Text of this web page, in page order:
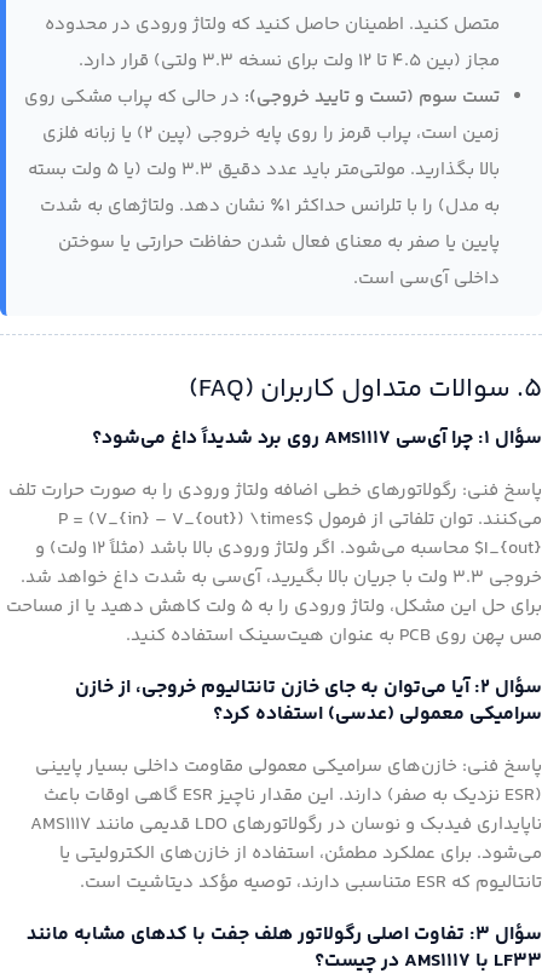
متصل کنید. اطمینان حاصل کنید که ولتاژ ورودی در محدوده
مجاز (بین ۴.۵ تا ۱۲ ولت برای نسخه ۳.۳ ولتی) قرار دارد.
تست سوم (تست و تایید خروجی): در حالی که پراب مشکی روی
زمین است، پراب قرمز را روی پایه خروجی (پین ۲) یا زبانه فلزی
بالا بگذارید. مولتی‌متر باید عدد دقیق ۳.۳ ولت (یا ۵ ولت بسته
به مدل) را با تلرانس حداکثر ۱٪ نشان دهد. ولتاژهای به شدت
پایین یا صفر به معنای فعال شدن حفاظت حرارتی یا سوختن
داخلی آی‌سی است.
۵. سوالات متداول کاربران (FAQ)
سؤال ۱: چرا آی‌سی AMS1117 روی برد شدیداً داغ می‌شود؟
پاسخ فنی: رگولاتورهای خطی اضافه ولتاژ ورودی را به صورت حرارت تلف
می‌کنند. توان تلفاتی از فرمول $P = (V_{in} – V_{out}) \times
I_{out}$ محاسبه می‌شود. اگر ولتاژ ورودی بالا باشد (مثلاً ۱۲ ولت) و
خروجی ۳.۳ ولت با جریان بالا بگیرید، آی‌سی به شدت داغ خواهد شد.
برای حل این مشکل، ولتاژ ورودی را به ۵ ولت کاهش دهید یا از مساحت
مس پهن روی PCB به عنوان هیت‌سینک استفاده کنید.
سؤال ۲: آیا می‌توان به جای خازن تانتالیوم خروجی، از خازن
سرامیکی معمولی (عدسی) استفاده کرد؟
پاسخ فنی: خازن‌های سرامیکی معمولی مقاومت داخلی بسیار پایینی
(ESR نزدیک به صفر) دارند. این مقدار ناچیز ESR گاهی اوقات باعث
ناپایداری فیدبک و نوسان در رگولاتورهای LDO قدیمی مانند AMS1117
می‌شود. برای عملکرد مطمئن، استفاده از خازن‌های الکترولیتی یا
تانتالیوم که ESR متناسبی دارند، توصیه مؤکد دیتاشیت است.
سؤال ۳: تفاوت اصلی رگولاتور هلف جفت با کدهای مشابه مانند
LF33 با AMS1117 در چیست؟